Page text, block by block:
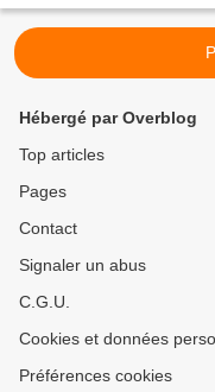
Hébergé par Overblog
Top articles
Pages
Contact
Signaler un abus
C.G.U.
Cookies et données
Préférences cookies